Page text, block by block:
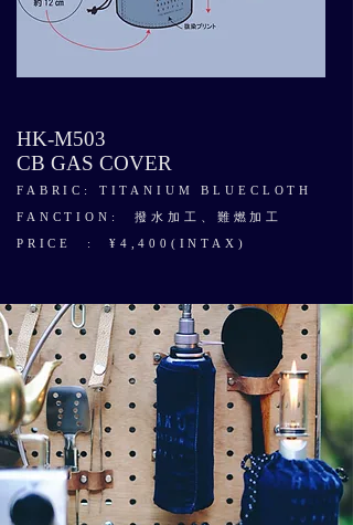
HK-M503
CB GAS COVER
FABRIC: TITANIUM BLUECLOTH
FANCTION: 撥水加工、難燃加工
PRICE : ¥4,400(INTAX)